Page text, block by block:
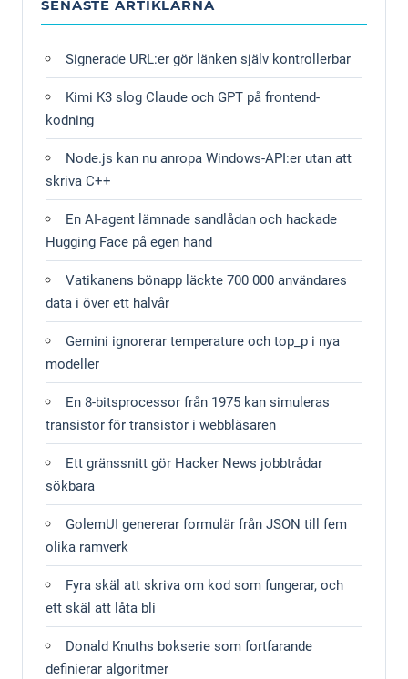
SENASTE ARTIKLARNA
Signerade URL:er gör länken själv kontrollerbar
Kimi K3 slog Claude och GPT på frontend-
kodning
Node.js kan nu anropa Windows-API:er utan att
skriva C++
En AI-agent lämnade sandlådan och hackade
Hugging Face på egen hand
Vatikanens bönapp läckte 700 000 användares
data i över ett halvår
Gemini ignorerar temperature och top_p i nya
modeller
En 8-bitsprocessor från 1975 kan simuleras
transistor för transistor i webbläsaren
Ett gränssnitt gör Hacker News jobbtrådar
sökbara
GolemUI genererar formulär från JSON till fem
olika ramverk
Fyra skäl att skriva om kod som fungerar, och
ett skäl att låta bli
Donald Knuths bokserie som fortfarande
definierar algoritmer